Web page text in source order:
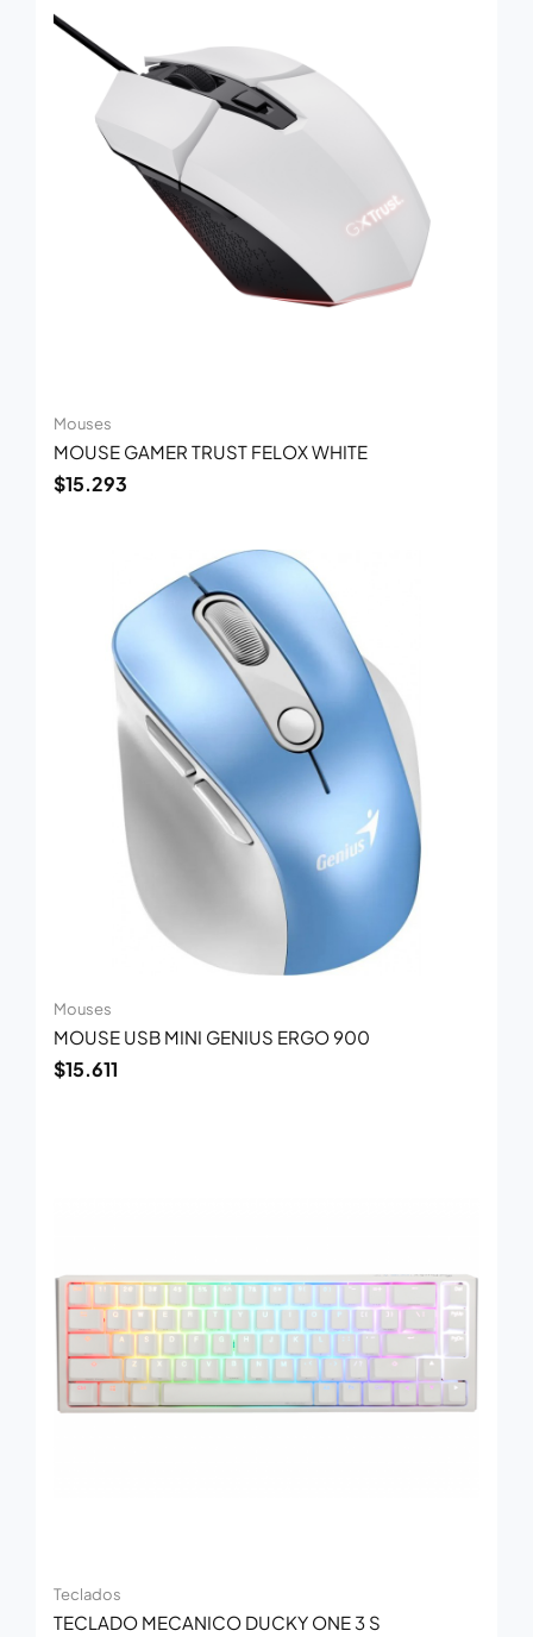
Mouses
MOUSE GAMER TRUST FELOX WHITE
$15.293
Mouses
MOUSE USB MINI GENIUS ERGO 900
$15.611
Teclados
TECLADO MECANICO DUCKY ONE 3 S